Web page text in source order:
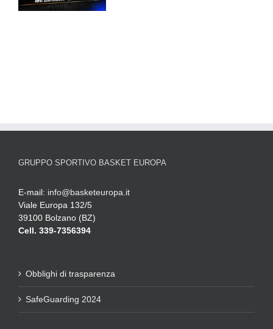
GRUPPO SPORTIVO BASKET EUROPA
E-mail: info@basketeuropa.it
Viale Europa 132/5
39100 Bolzano (BZ)
Cell. 339-7356394
Obblighi di trasparenza
SafeGuarding 2024